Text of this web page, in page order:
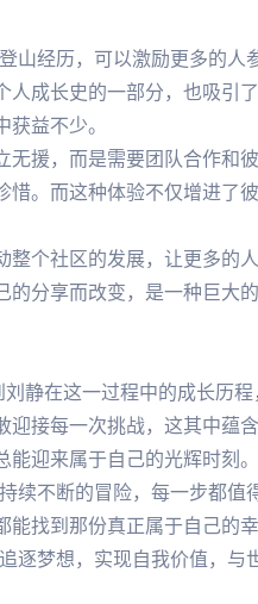
山经历，可以激励更多的人
成长史的一部分，也吸引
益不少。
无援，而是需要团队合作和
。而这种体验不仅增进了
个社区的发展，让更多的
分享而改变，是一种巨大
静在这一过程中的成长历
接每一次挑战，这其中蕴
迎来属于自己的光辉时刻。
续不断的冒险，每一步都值
找到那份真正属于自己的
逐梦想，实现自我价值，与